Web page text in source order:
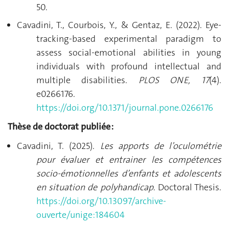
50.
Cavadini, T., Courbois, Y., & Gentaz, E. (2022). Eye-
tracking-based experimental paradigm to
assess social-emotional abilities in young
individuals with profound intellectual and
multiple disabilities. PLOS ONE, 17(4).
e0266176.
https://doi.org/10.1371/journal.pone.0266176
Thèse de doctorat publiée :
Cavadini, T. (2025). Les apports de l’oculométrie
pour évaluer et entrainer les compétences
socio-émotionnelles d’enfants et adolescents
en situation de polyhandicap. Doctoral Thesis.
https://doi.org/10.13097/archive-
ouverte/unige:184604